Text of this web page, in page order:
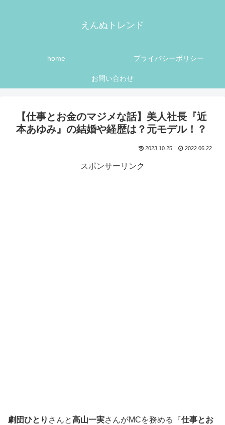
えんぬトレンド
home プライバシーポリシー
お問い合わせ
【仕事とお金のマジメな話】美人社長『近
本あゆみ』の結婚や経歴は？元モデル！？
2023.10.25 2022.06.22
スポンサーリンク
劇団ひとり さんと高山一実さんがMCを務める『仕事とお